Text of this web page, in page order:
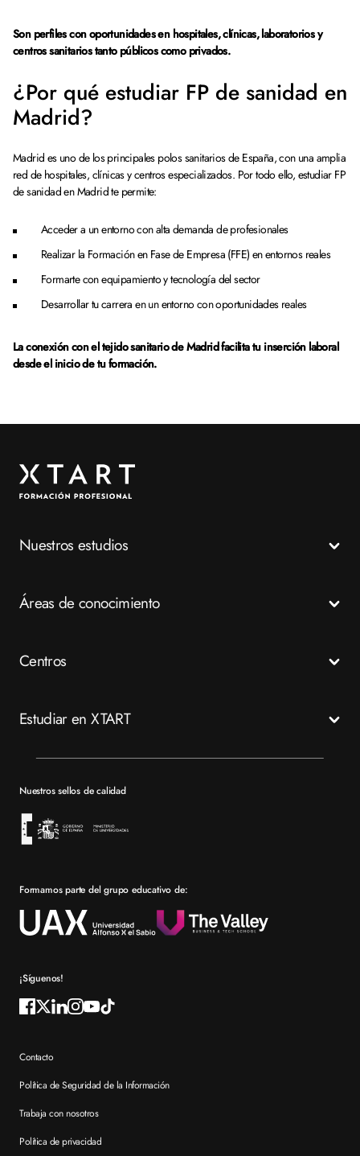
Son perfiles con oportunidades en hospitales, clínicas, laboratorios y
centros sanitarios tanto públicos como privados.
¿Por qué estudiar FP de sanidad en
Madrid?
Madrid es uno de los principales polos sanitarios de España, con una amplia
red de hospitales, clínicas y centros especializados. Por todo ello, estudiar FP
de sanidad en Madrid te permite:
Acceder a un entorno con alta demanda de profesionales
Realizar la Formación en Fase de Empresa (FFE) en entornos reales
Formarte con equipamiento y tecnología del sector
Desarrollar tu carrera en un entorno con oportunidades reales
La conexión con el tejido sanitario de Madrid facilita tu inserción laboral
desde el inicio de tu formación.
Nuestros estudios
Grados Medios
Especializaciones
Áreas de conocimiento
Emergencias
Tech
Centros
Murcia
Estudiar en XTART
Bolsa de empleo
Por qué elegir XTART
Reconocimientos
Nuestros sellos de calidad
Formamos parte del grupo educativo de:
¡Síguenos!
Contacto
Política de Seguridad de la Información
Trabaja con nosotros
Política de privacidad